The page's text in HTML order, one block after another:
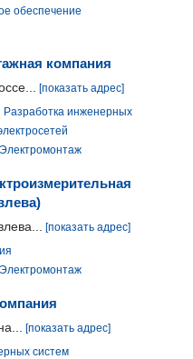
обеспечение
компания
[показать адрес]
Разработка инженерных
Электромонтаж
[показать адрес]
Электромонтаж
[показать адрес]
систем